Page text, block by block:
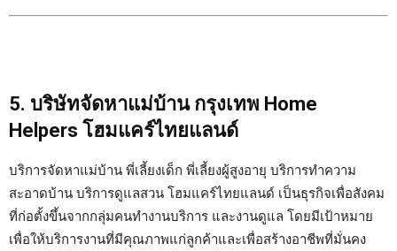
5. บริษัทจัดหาแม่บ้าน กรุงเทพ Home
Helpers โฮมแคร์ไทยแลนด์
บริการจัดหาแม่บ้าน พี่เลี้ยงเด็ก พี่เลี้ยงผู้สูงอายุ บริการทำความ
สะอาดบ้าน บริการดูแลสวน โฮมแคร์ไทยแลนด์ เป็นธุรกิจเพื่อสังคม
ที่ก่อตั้งขึ้นจากกลุ่มคนทำงานบริการ และงานดูแล โดยมีเป้าหมาย
เพื่อให้บริการงานที่มีคุณภาพแก่ลูกค้าและเพื่อสร้างอาชีพที่มั่นคง